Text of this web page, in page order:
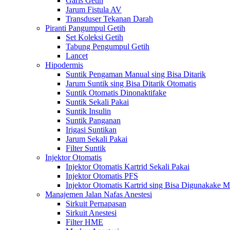
Jarum Fistula AV
Transduser Tekanan Darah
Piranti Pangumpul Getih
Set Koleksi Getih
Tabung Pengumpul Getih
Lancet
Hipodermis
Suntik Pengaman Manual sing Bisa Ditarik
Jarum Suntik sing Bisa Ditarik Otomatis
Suntik Otomatis Dinonaktifake
Suntik Sekali Pakai
Suntik Insulin
Suntik Panganan
Irigasi Suntikan
Jarum Sekali Pakai
Filter Suntik
Injektor Otomatis
Injektor Otomatis Kartrid Sekali Pakai
Injektor Otomatis PFS
Injektor Otomatis Kartrid sing Bisa Digunakake
Manajemen Jalan Nafas Anestesi
Sirkuit Pernapasan
Sirkuit Anestesi
Filter HME